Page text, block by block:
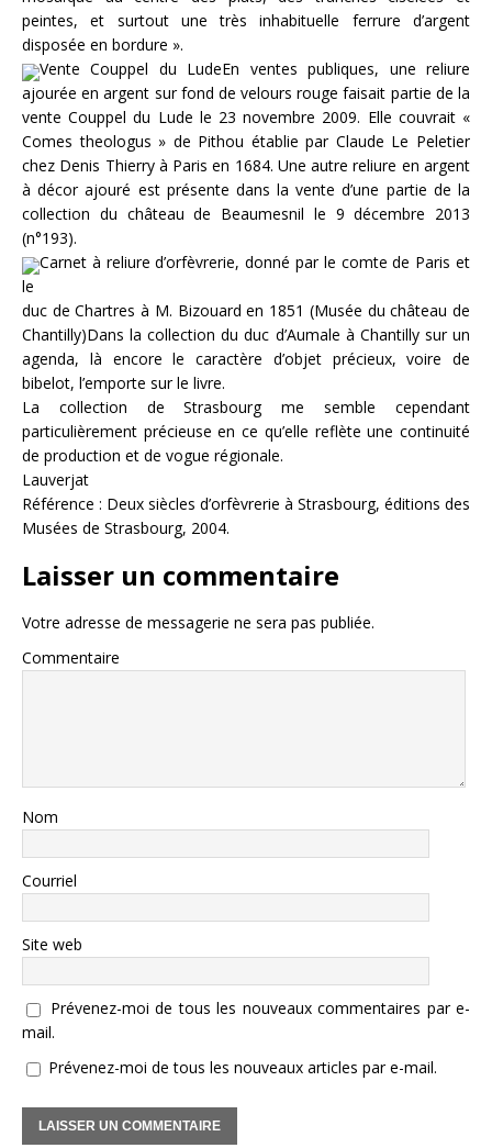
peintes, et surtout une très inhabituelle ferrure d’argent
disposée en bordure ».
Vente Couppel du LudeEn ventes publiques, une reliure
ajourée en argent sur fond de velours rouge faisait partie de la
vente Couppel du Lude le 23 novembre 2009. Elle couvrait «
Comes theologus » de Pithou établie par Claude Le Peletier
chez Denis Thierry à Paris en 1684. Une autre reliure en argent
à décor ajouré est présente dans la vente d’une partie de la
collection du château de Beaumesnil le 9 décembre 2013
(n°193).
Carnet à reliure d’orfèvrerie, donné par le comte de Paris et
le
duc de Chartres à M. Bizouard en 1851 (Musée du château de
Chantilly)Dans la collection du duc d’Aumale à Chantilly sur un
agenda, là encore le caractère d’objet précieux, voire de
bibelot, l’emporte sur le livre.
La collection de Strasbourg me semble cependant
particulièrement précieuse en ce qu’elle reflète une continuité
de production et de vogue régionale.
Lauverjat
Référence : Deux siècles d’orfèvrerie à Strasbourg, éditions des
Musées de Strasbourg, 2004.
Laisser un commentaire
Votre adresse de messagerie ne sera pas publiée.
Commentaire
Nom
Courriel
Site web
Prévenez-moi de tous les nouveaux commentaires par e-
mail.
Prévenez-moi de tous les nouveaux articles par e-mail.